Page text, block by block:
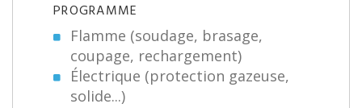
PROGRAMME
Flamme (soudage, brasage,
coupage, rechargement)
Électrique (protection gazeuse,
solide...)